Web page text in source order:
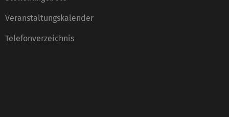
Veranstaltungskalender
Telefonverzeichnis